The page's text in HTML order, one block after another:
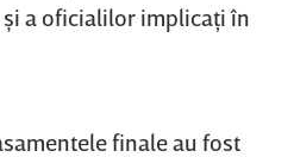
a oficialilor implicaţi în
finale au fost